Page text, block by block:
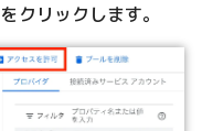
をクリックします。